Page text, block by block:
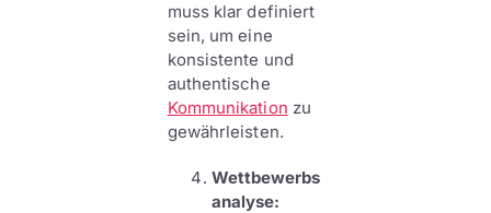
muss klar definiert
sein, um eine
konsistente und
authentische
Kommunikation zu
gewährleisten.
Wettbewerbs
analyse: